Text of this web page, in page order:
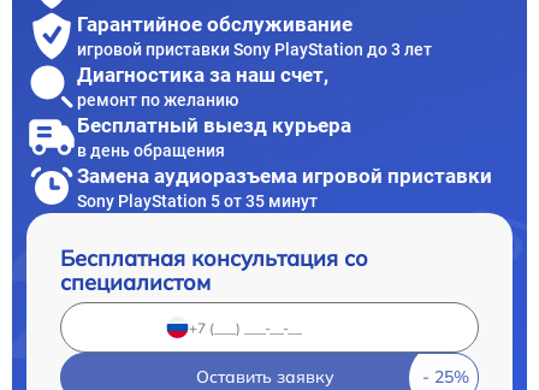
Гарантийное обслуживание
игровой приставки Sony PlayStation до 3 лет
Диагностика за наш счет,
ремонт по желанию
Бесплатный выезд курьера
в день обращения
Замена аудиоразъема игровой приставки
Sony PlayStation 5 от 35 минут
Бесплатная консультация со
специалистом
Оставить заявку